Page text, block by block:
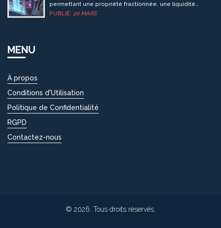
permettant une propriété fractionnée, une liquidité
accrue et des transactions automatisées. Découvrez
PUBLIÉ: 20 MARS
MENU
À propos
Conditions d'Utilisation
Politique de Confidentialité
RGPD
Contactez-nous
© 2026. Tous droits réservés.